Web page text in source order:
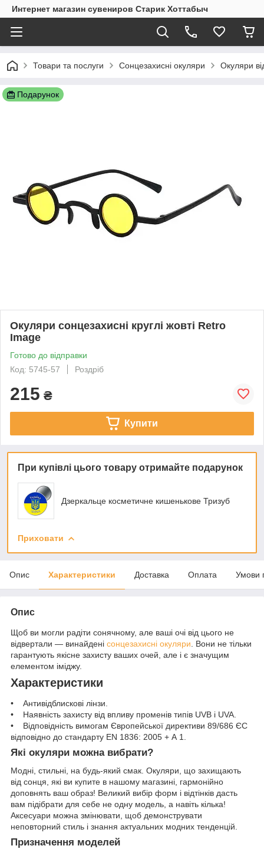
Интернет магазин сувениров Старик Хоттабыч
Товари та послуги Сонцезахисні окуляри Окуляри
Подарунок
Окуляри сонцезахисні круглі жовті Retro
Image
Готово до відправки
Код: 5745-57
Роздріб
215 ₴
Купити
При купівлі цього товару отримайте подарунок
Дзеркальце косметичне кишенькове Тризуб
Приховати
Опис Характеристики Доставка Оплата Умови
Опис
Щоб ви могли радіти сонячному, але ваші очі від цього не
відвертали — винайдені сонцезахисні окуляри . Вони не тільки
гарантують якісне захисту ваших очей, але і є значущим
елементом іміджу.
Характеристики
• Антивідблискові лінзи.
• Наявність захисту від впливу променів типів UVB і UVA.
• Відповідність вимогам Європейської директиви 89/686 ЄС
відповідно до стандарту EN 1836: 2005 + А 1.
Які окуляри можна вибрати?
Модні, стильні, на будь-який смак. Окуляри, що захищають
від сонця, які ви купите в нашому магазині, гармонійно
доповнять ваш образ! Великий вибір форм і відтінків дасть
вам підібрати для себе не одну модель, а навіть кілька!
Аксесуари можна змінювати, щоб демонструвати
неповторний стиль і знання актуальних модних тенденцій.
Призначення моделей